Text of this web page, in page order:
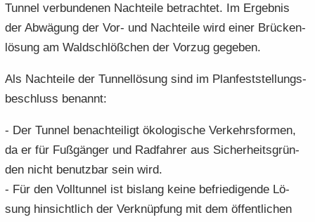
Tun­nel ver­bun­de­nen Nach­tei­le be­trach­tet. Im Er­geb­nis
der Ab­wä­gung der Vor- und Nach­tei­le wird einer Brü­cken­
lö­sung am Wald­schlöß­chen der Vor­zug ge­ge­ben.
Als Nach­tei­le der Tun­nel­lö­sung sind im Plan­fest­stel­lungs­
be­schluss be­nannt:
- Der Tun­nel be­nach­tei­ligt öko­lo­gi­sche Ver­kehrs­for­men,
da er für Fuß­gän­ger und Rad­fah­rer aus Si­cher­heits­grün­
den nicht be­nutz­bar sein wird.
- Für den Voll­tun­nel ist bis­lang keine be­frie­di­gen­de Lö­
sung hin­sicht­lich der Ver­knüp­fung mit dem öf­fent­li­chen